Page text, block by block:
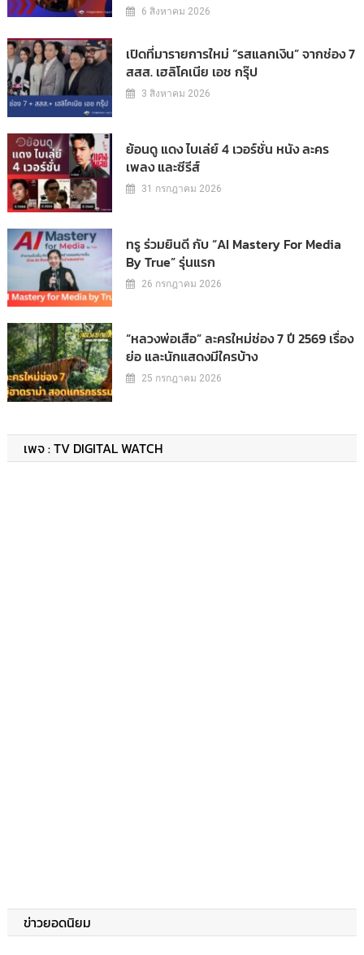
6 สิงหาคม 2026
เปิดที่มารายการใหม่ “รสแลกเงิน” จากช่อง 7
สสส. เฮลิโคเนีย เอช กรุ๊ป
3 สิงหาคม 2026
ย้อนดู แดง ไบเล่ย์ 4 เวอร์ชั่น หนัง ละคร
เพลง และซีรีส์
31 กรกฎาคม 2026
ทรู ร่วมยินดี กับ “AI Mastery For Media
By True” รุ่นแรก
26 กรกฎาคม 2026
“หลวงพ่อเสือ” ละครใหม่ช่อง 7 ปี 2569 เรื่อง
ย่อ และนักแสดงมีใครบ้าง
25 กรกฎาคม 2026
เพจ : TV DIGITAL WATCH
ข่าวยอดนิยม